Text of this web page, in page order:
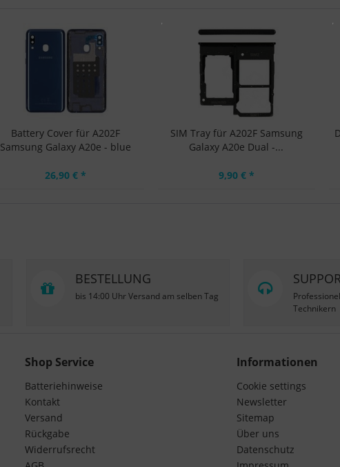
Battery Cover für A202F
Samsung Galaxy A20e - blue
26,90 € *
SIM Tray für A202F Samsung
Galaxy A20e Dual -...
9,90 € *
BESTELLUNG
bis 14:00 Uhr Versand am selben Tag
Technikern
Shop Service
Batteriehinweise
Kontakt
Versand
Rückgabe
Widerrufsrecht
Informationen
Cookie settings
Newsletter
Sitemap
Über uns
Datenschutz